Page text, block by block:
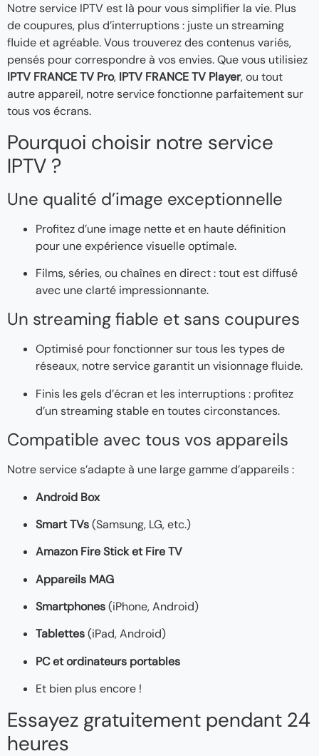
Notre service IPTV est là pour vous simplifier la vie. Plus
de coupures, plus d’interruptions : juste un streaming
fluide et agréable. Vous trouverez des contenus variés,
pensés pour correspondre à vos envies. Que vous utilisiez
IPTV FRANCE TV Pro, IPTV FRANCE TV Player, ou tout
autre appareil, notre service fonctionne parfaitement sur
tous vos écrans.
Pourquoi choisir notre service
IPTV ?
Une qualité d’image exceptionnelle
Profitez d’une image nette et en haute définition
pour une expérience visuelle optimale.
Films, séries, ou chaînes en direct : tout est diffusé
avec une clarté impressionnante.
Un streaming fiable et sans coupures
Optimisé pour fonctionner sur tous les types de
réseaux, notre service garantit un visionnage fluide.
Finis les gels d’écran et les interruptions : profitez
d’un streaming stable en toutes circonstances.
Compatible avec tous vos appareils
Notre service s’adapte à une large gamme d’appareils :
Android Box
Smart TVs(Samsung, LG, etc.)
Amazon Fire Stick et Fire TV
Appareils MAG
Smartphones(iPhone, Android)
Tablettes(iPad, Android)
PC et ordinateurs portables
Et bien plus encore !
Essayez gratuitement pendant 24
heures